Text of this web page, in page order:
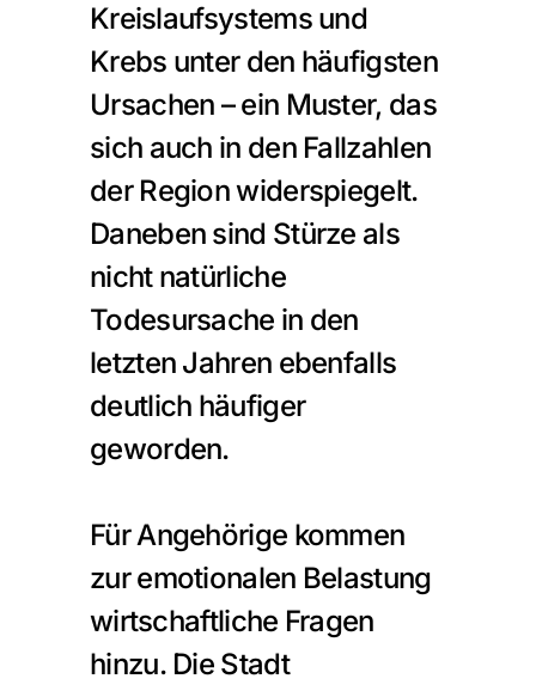
Kreislaufsystems und
Krebs unter den häufigsten
Ursachen – ein Muster, das
sich auch in den Fallzahlen
der Region widerspiegelt.
Daneben sind Stürze als
nicht natürliche
Todesursache in den
letzten Jahren ebenfalls
deutlich häufiger
geworden.
Für Angehörige kommen
zur emotionalen Belastung
wirtschaftliche Fragen
hinzu. Die Stadt